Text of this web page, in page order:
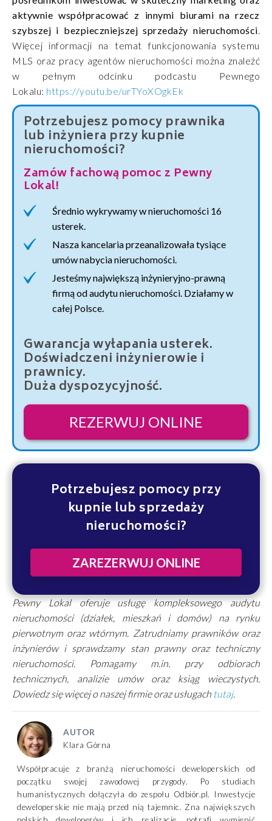
aktywnie współpracować z innymi biurami na rzecz
szybszej i bezpieczniejszej sprzedaży nieruchomości.
Więcej informacji na temat funkcjonowania systemu
MLS oraz pracy agentów nieruchomości można znaleźć
w pełnym odcinku podcastu Pewnego
Lokalu: https://youtu.be/urTYoXOgkEk
Potrzebujesz pomocy prawnika
lub inżyniera przy kupnie
nieruchomości?
Zamów fachową pomoc z Pewny
Lokal!
Średnio wykrywamy w nieruchomości 16
usterek.
Nasza kancelaria przeanalizowała tysiące
umów nabycia nieruchomości.
Jesteśmy największą inżynieryjno-prawną
firmą od audytu nieruchomości. Działamy w
całej Polsce.
Gwarancja wyłapania usterek.
Doświadczeni inżynierowie i
prawnicy.
Duża dyspozycyjność.
REZERWUJ ONLINE
Potrzebujesz pomocy przy
kupnie lub sprzedaży
nieruchomości?
ZAREZERWUJ ONLINE
Pewny Lokal oferuje usługę kompleksowego audytu
nieruchomości (działek, mieszkań i domów) na rynku
pierwotnym oraz wtórnym. Zatrudniamy prawników oraz
inżynierów i sprawdzamy stan prawny oraz techniczny
nieruchomości. Pomagamy m.in. przy odbiorach
technicznych, analizie umów oraz ksiąg wieczystych.
Dowiedz się więcej o naszej firmie oraz usługach tutaj.
AUTOR
Klara Górna
Współpracuje z branżą nieruchomości deweloperskich od
początku swojej zawodowej przygody. Po studiach
humanistycznych dołączyła do zespołu Odbiór.pl. Inwestycje
deweloperskie nie mają przed nią tajemnic. Zna największych